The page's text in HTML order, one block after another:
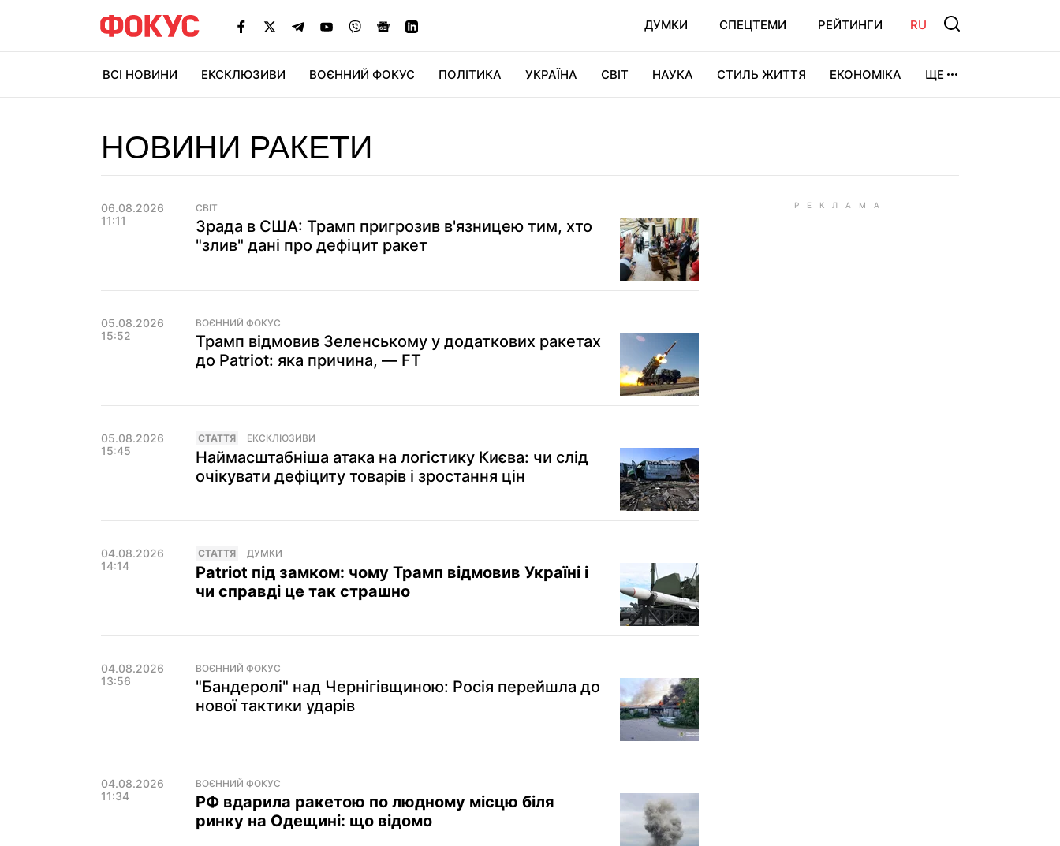
ДУМКИ СПЕЦТЕМИ РЕЙТИНГИ RU
ВСІ НОВИНИ ЕКСКЛЮЗИВИ ВОЄННИЙ ФОКУС ПОЛІТИКА УКРАЇНА СВІТ НАУКА СТИЛЬ ЖИТТЯ ЕКОНОМІКА ЩЕ
НОВИНИ РАКЕТИ
06.08.2026
11:11
СВІТ
Зрада в США: Трамп пригрозив в'язницею тим, хто
"злив" дані про дефіцит ракет
05.08.2026
15:52
ВОЄННИЙ ФОКУС
Трамп відмовив Зеленському у додаткових ракетах
до Patriot: яка причина, — FT
05.08.2026
15:45
СТАТТЯ ЕКСКЛЮЗИВИ
Наймасштабніша атака на логістику Києва: чи слід
очікувати дефіциту товарів і зростання цін
04.08.2026
14:14
СТАТТЯ ДУМКИ
Patriot під замком: чому Трамп відмовив Україні і
чи справді це так страшно
04.08.2026
13:56
ВОЄННИЙ ФОКУС
"Бандеролі" над Чернігівщиною: Росія перейшла до
нової тактики ударів
04.08.2026
11:34
ВОЄННИЙ ФОКУС
РФ вдарила ракетою по людному місцю біля
ринку на Одещині: що відомо